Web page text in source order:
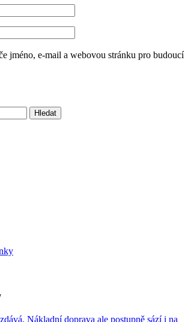
jméno, e-mail a webovou stránku pro budoucí